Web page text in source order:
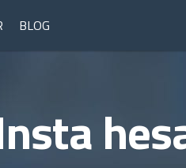
BLOG